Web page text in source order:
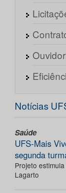
Notícias
Saúde
UFS-Mais
segunda
Projeto
Lagarto